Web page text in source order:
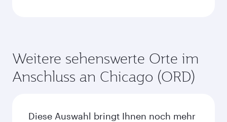
Weitere sehenswerte Orte im
Anschluss an Chicago (ORD)
Diese Auswahl bringt Ihnen noch mehr